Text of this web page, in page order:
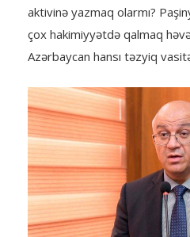
aktivinə yazmaq olarmı?
çox hakimiyyətdə qalmaq
Azərbaycan hansı təzyiq